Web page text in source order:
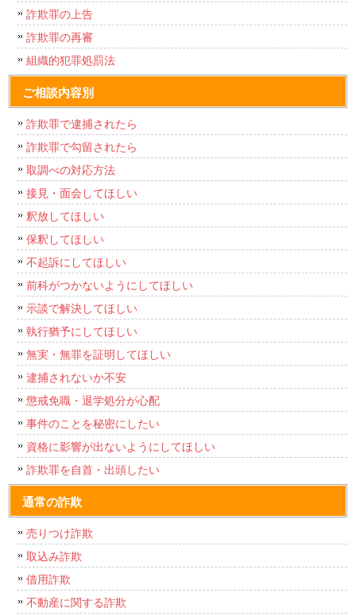
詐欺罪の上告
詐欺罪の再審
組織的犯罪処罰法
ご相談内容別
詐欺罪で逮捕されたら
詐欺罪で勾留されたら
取調べの対応方法
接見・面会してほしい
釈放してほしい
保釈してほしい
不起訴にしてほしい
前科がつかないようにしてほしい
示談で解決してほしい
執行猶予にしてほしい
無実・無罪を証明してほしい
逮捕されないか不安
懲戒免職・退学処分が心配
事件のことを秘密にしたい
資格に影響が出ないようにしてほしい
詐欺罪を自首・出頭したい
通常の詐欺
売りつけ詐欺
取込み詐欺
借用詐欺
不動産に関する詐欺